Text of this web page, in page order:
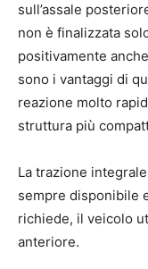
sull’assale
non è finalizzata
positivamente
sono i vantaggi di
reazione molto
struttura più
La trazione
sempre disponibile
richiede, il veicolo
anteriore.